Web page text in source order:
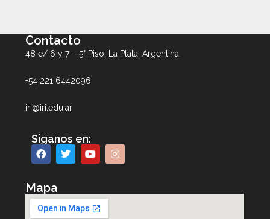
Contacto
48 e/ 6 y 7 – 5° Piso, La Plata, Argentina
+54 221 6442096
iri@iri.edu.ar
Siganos en:
Mapa